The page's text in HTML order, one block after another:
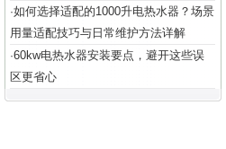
·如何选择适配的1000升电热水器？场景
用量适配技巧与日常维护方法详解
·60kw电热水器安装要点，避开这些误
区更省心